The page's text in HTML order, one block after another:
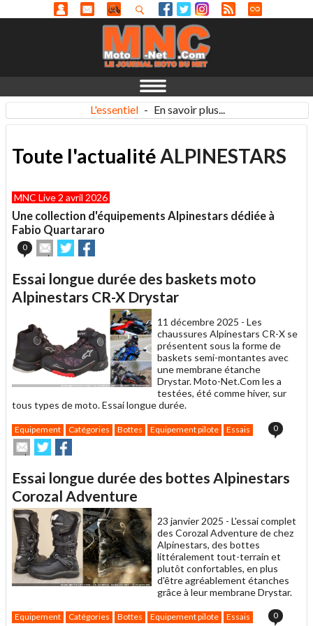
L'essentiel - En savoir plus...
Toute l'actualité ALPINESTARS
MNC Live 2 avril 2026
Une collection d'équipements Alpinestars dédiée à
Fabio Quartararo
0
Envoyer
cet
à
un
ami
Partager
sur sur
Essai longue durée des baskets moto
Alpinestars CR-X Drystar
11 décembre 2025 - Les
chaussures Alpinestars CR-X se
présentent sous la forme de
baskets semi-montantes avec
une membrane étanche
Drystar. Moto-Net.Com les a
testées, été comme hiver, sur
tous types de moto. Essai longue durée.
Equipement Catégories Bottes Equipement pilote Essais 0
Envoyer
cet
à
un
ami
Partager
sur
sur
Essai longue durée des bottes Alpinestars
Corozal Adventure
23 janvier 2025 - L'essai complet
des Corozal Adventure de chez
Alpinestars, des bottes
littéralement tout-terrain et
plutôt confortables, en plus
d'être agréablement étanches
grâce à leur membrane Drystar.
Equipement Catégories Bottes Equipement pilote Essais 0